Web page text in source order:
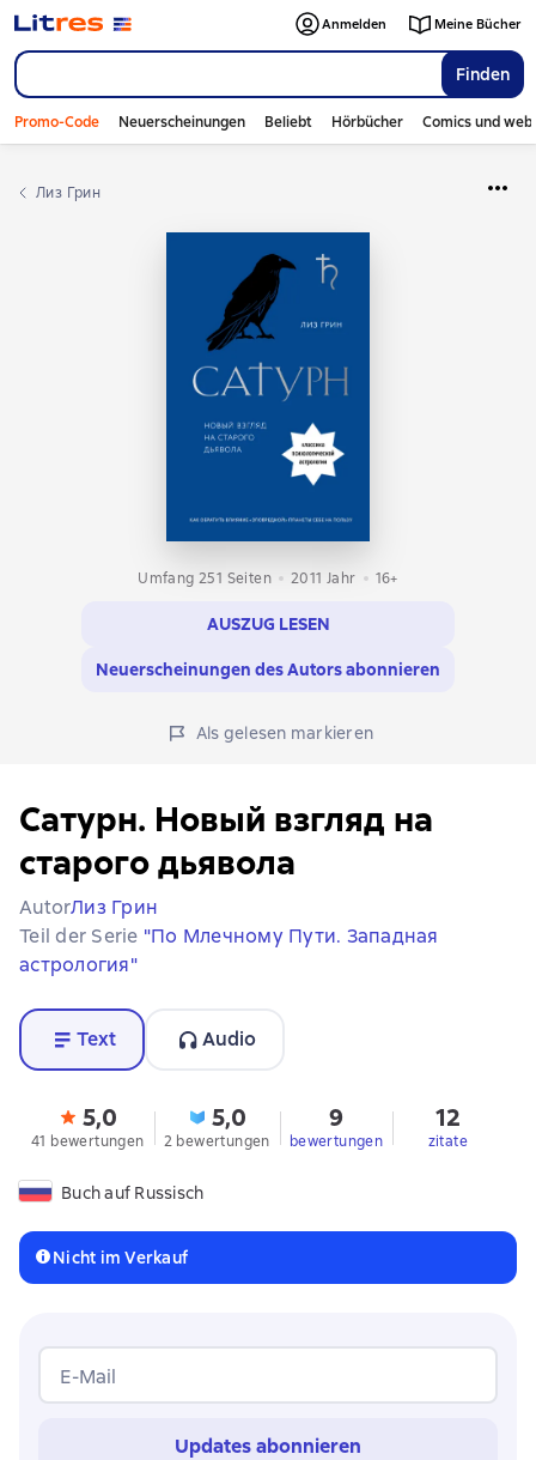
Finden
Anmelden Meine Bücher
Promo-Code Neuerscheinungen Beliebt Hörbücher Comics und
Лиз Грин
Umfang 251 Seiten 2011 Jahr 16+
AUSZUG LESEN
Neuerscheinungen des Autors abonnieren
Als gelesen markieren
Сатурн. Новый взгляд на
старого дьявола
AutorЛиз Грин
Teil der Serie "По Млечному Пути. Западная
астрология"
Text Audio
5,0
41 bewertungen
5,0
2 bewertungen
9
bewertungen
12
zitate
Buch auf Russisch
Nicht im Verkauf
E-Mail
Updates abonnieren